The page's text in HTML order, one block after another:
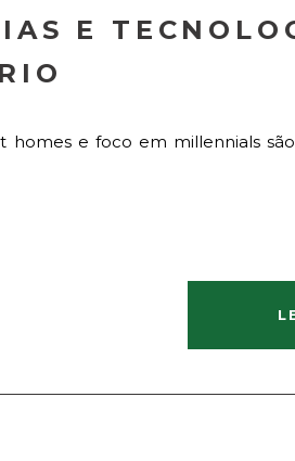
E
homes e foco em millennials